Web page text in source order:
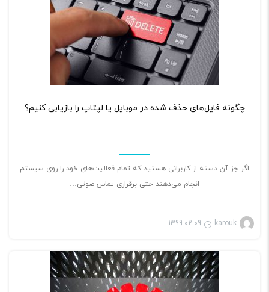
چگونه فایل‌های حذف شده در موبایل یا لپتاپ را بازیابی کنیم؟
اگر جز آن دسته از کاربرانی هستید که تمام فعالیت‌های خود را روی سیستم
انجام می‌دهند حتی برقراری تماس صوتی…
karouk
1399-02-09